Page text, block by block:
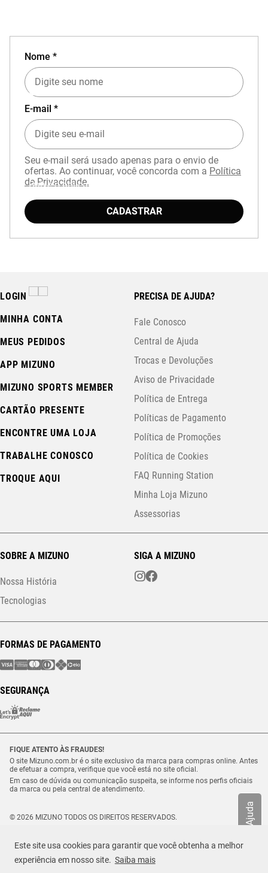
Este site usa cookies para garantir que você obtenha a melhor
experiência em nosso site. Saiba mais
Ajuda
TAMANHO
Selecione o seu tamanho
EXPERIÊNCIA MIZUNO NO APP
Baixe o aplicativo Mizuno e garanta
com cupomAPP15.
Nome *
E-mail *
Seu e-mail será usado apenas para o envio de
ofertas. Ao continuar, você concorda com a Política
de Privacidade.
CADASTRAR
LOGIN
MINHA CONTA
MEUS PEDIDOS
APP MIZUNO
MIZUNO SPORTS MEMBER
CARTÃO PRESENTE
ENCONTRE UMA LOJA
TRABALHE CONOSCO
TROQUE AQUI
PRECISA DE AJUDA?
Fale Conosco
Central de Ajuda
Trocas e Devoluções
Aviso de Privacidade
Política de Entrega
Políticas de Pagamento
Política de Promoções
Política de Cookies
FAQ Running Station
Minha Loja Mizuno
Assessorias
SOBRE A MIZUNO
Nossa História
Tecnologias
SIGA A MIZUNO
FORMAS DE PAGAMENTO
SEGURANÇA
FIQUE ATENTO ÀS FRAUDES!
O site Mizuno.com.br é o site exclusivo da marca para compras online. Antes
de efetuar a compra, verifique que você está no site oficial.
Em caso de dúvida ou comunicação suspeita, se informe nos perfis oficiais
da marca ou pela central de atendimento.
© 2026 MIZUNO TODOS OS DIREITOS RESERVADOS.
Estrada Municipal Luiz Lopes Neto, n.º 21 – Tenentes – CEP. 37.640-000 –
Extrema/MG